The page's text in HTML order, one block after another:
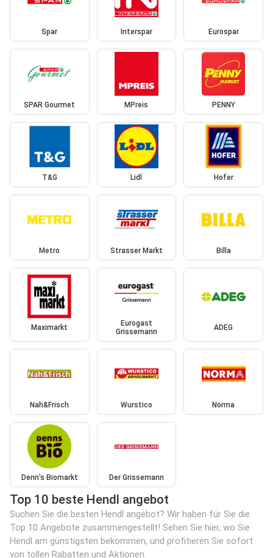
Spar Interspar Eurospar
SPAR Gourmet MPreis PENNY
T&G Lidl Hofer
Metro Strasser Markt Billa
Maximarkt
Eurogast
Grissemann
ADEG
Nah&Frisch Wurstico Norma
Denn's Biomarkt Der Grissemann
Top 10 beste Hendl angebot
Suchen Sie die besten Hendl angebot? Wir haben für Sie die
Top 10 Angebote zusammengestellt! Sehen Sie hier, wo Sie
Hendl am günstigsten bekommen, und profitieren Sie sofort
von tollen Rabatten und Aktionen.